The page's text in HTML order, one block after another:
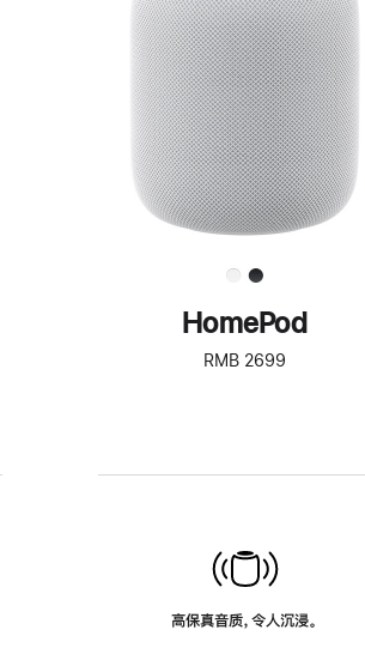
了
解
HomePod<
HomePod
RMB 2699
高保真音质，令人沉浸。